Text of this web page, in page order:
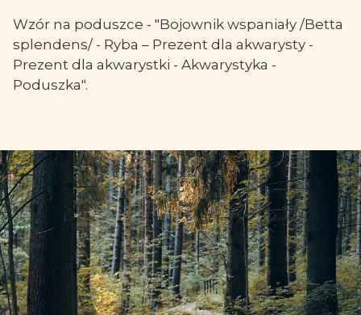
Wzór na poduszce - "Bojownik wspaniały /Betta
splendens/ - Ryba – Prezent dla akwarysty -
Prezent dla akwarystki - Akwarystyka -
Poduszka".